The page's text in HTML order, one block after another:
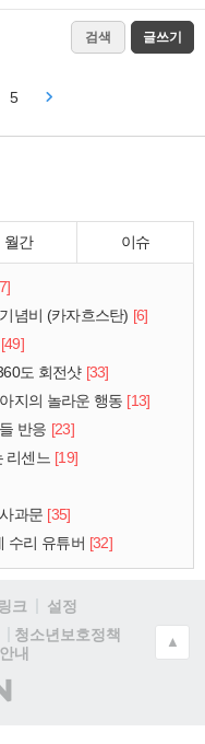
검색 글쓰기
5
월간 이슈
념비 (카자흐스탄) [6]
[49]
도 회전샷 [33]
지의 놀라운 행동 [13]
반응 [23]
리센느 [19]
과문 [35]
수리 유튜버 [32]
크
설정
청소년보호정책
내
▲